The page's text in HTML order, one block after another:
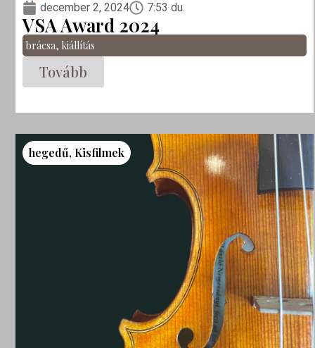
december 2, 2024
7:53 du.
VSA Award 2024
brácsa, kiállítás
Tovább
hegedű, Kisfilmek